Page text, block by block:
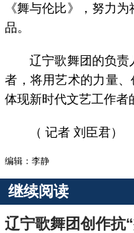
《舞与伦比》，努力
品。
辽宁歌舞团的负责
者，将用艺术的力量、
体现新时代文艺工作者
（ 记者 刘臣君）
编辑：李静
继续阅读
辽宁歌舞团创作抗